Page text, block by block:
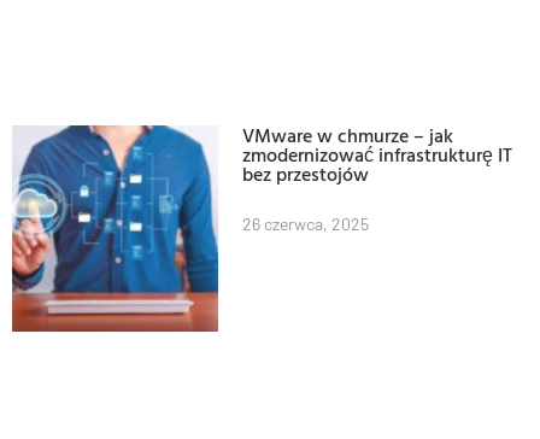
VMware w chmurze – jak
zmodernizować infrastrukturę IT
bez przestojów
26 czerwca, 2025